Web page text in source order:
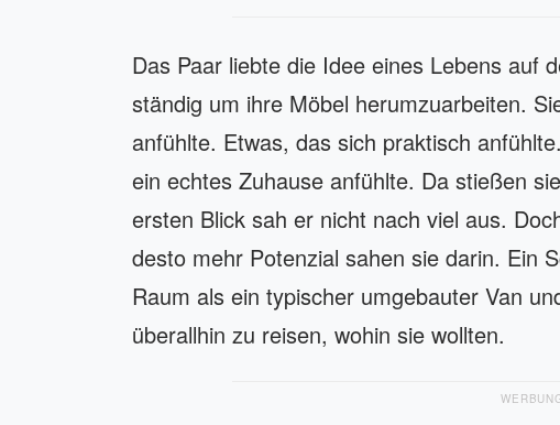
Das Paar liebte die Idee eines Lebens auf
ständig um ihre Möbel herumzuarbeiten.
anfühlte. Etwas, das sich praktisch
ein echtes Zuhause anfühlte. Da stießen
ersten Blick sah er nicht nach viel aus.
desto mehr Potenzial sahen sie darin. Ein
Raum als ein typischer umgebauter Van
überallhin zu reisen, wohin sie wollten.